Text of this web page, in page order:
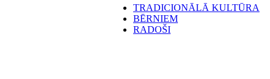
TRADICIONĀLĀ KULTŪRA
BĒRNIEM
RADOŠI